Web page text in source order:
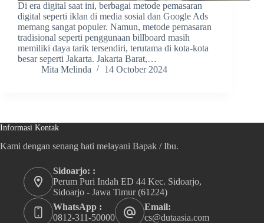
Di era digital saat ini, berbagai metode pemasaran
digital seperti iklan di media sosial dan Google Ads
memang sangat populer. Namun, metode pemasaran
tradisional seperti penggunaan billboard masih
memiliki daya tarik tersendiri, terutama di kota-kota
besar seperti Jakarta. Jakarta Barat,…
Mita Melinda
14 October 2024
Informasi Kontak
Kami dengan senang hati melayani Bapak / Ibu.
Sidoarjo: :
Perum Puri Indah ED 44 Kec. Sidoarjo,
Sidoarjo - Jawa Timur (61224)
WhatsApp :
0812-311-50000
Email:
cs@dutaasia.com